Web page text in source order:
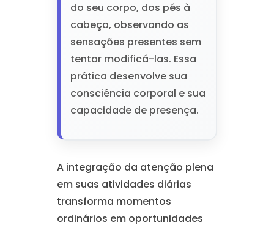
do seu corpo, dos pés à
cabeça, observando as
sensações presentes sem
tentar modificá-las. Essa
prática desenvolve sua
consciência corporal e sua
capacidade de presença.
A integração da atenção plena
em suas atividades diárias
transforma momentos
ordinários em oportunidades